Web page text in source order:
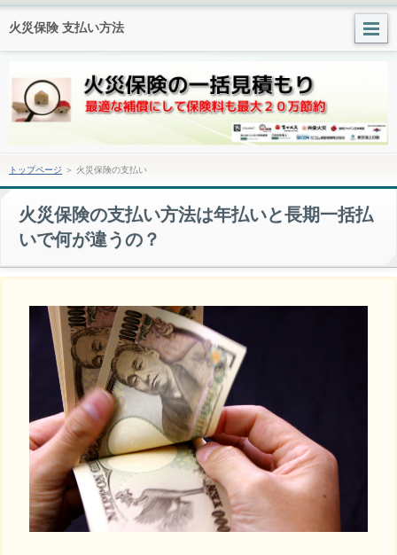
火災保険 支払い方法
トップページ ＞ 火災保険の支払い
火災保険の支払い方法は年払いと長期一括払
いで何が違うの？